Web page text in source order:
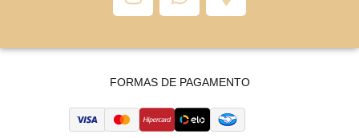
FORMAS DE PAGAMENTO